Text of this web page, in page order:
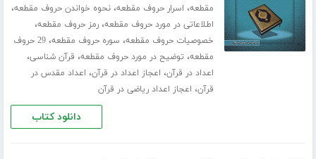
مقطعه، اسرار حروف مقطعه،نحوه خواندن حروف مقطعه،
اطلاعاتی در مورد حروف مقطعه،رمز حروف مقطعه،
خصوصیات حروف مقطعه، سوره حروف مقطعه،
29 حروف
مقطعه، توضیح در مورد حروف مقطعه، قرآن شناسی،
اعداد در قرآن، اعجاز اعداد در قرآن، اعداد مقدس در
قرآن، اعجاز اعداد ریاضی در قرآن
دانلود کتاب